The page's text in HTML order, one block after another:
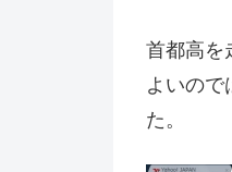
首都高を
よいので
た。